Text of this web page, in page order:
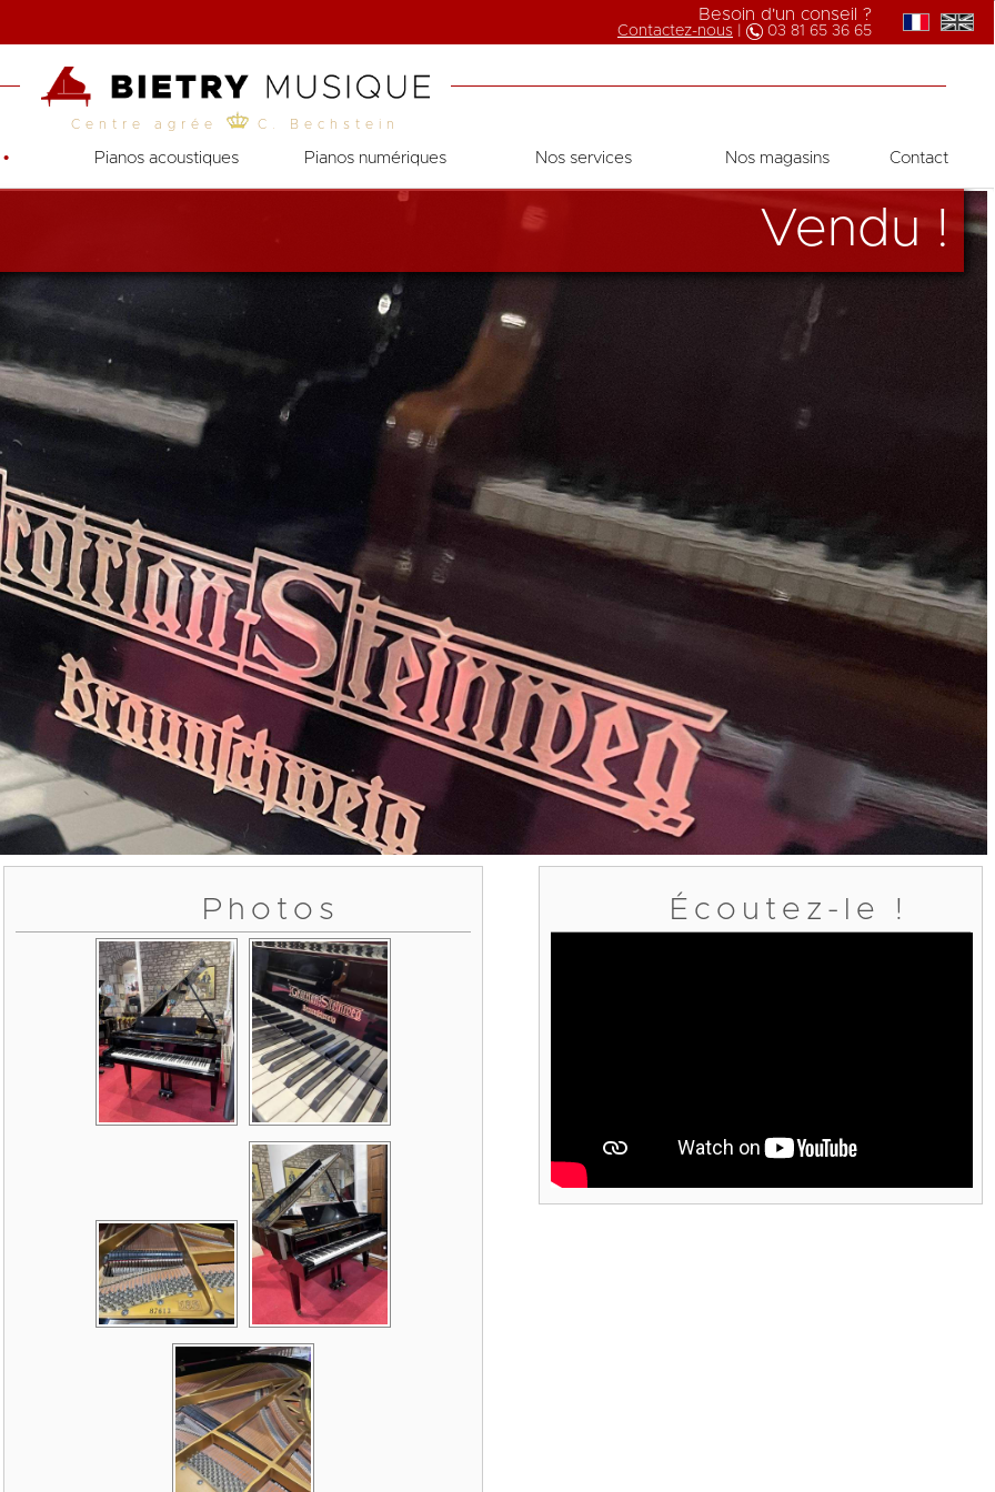
Besoin d'un conseil ?
Contactez-nous 03 81 65 36 65
Centre agrée C. Bechstein
• Pianos acoustiques Pianos numériques Nos services Nos magasins Contact
Vendu !
Photos Écoutez-le !